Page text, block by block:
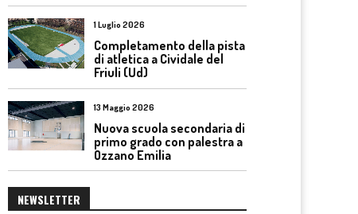
1 Luglio 2026
Completamento della pista
di atletica a Cividale del
Friuli (Ud)
13 Maggio 2026
Nuova scuola secondaria di
primo grado con palestra a
Ozzano Emilia
NEWSLETTER